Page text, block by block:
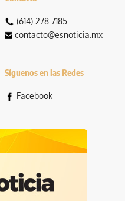
(614) 278 7185
contacto@esnoticia.mx
Síguenos en las Redes
Facebook